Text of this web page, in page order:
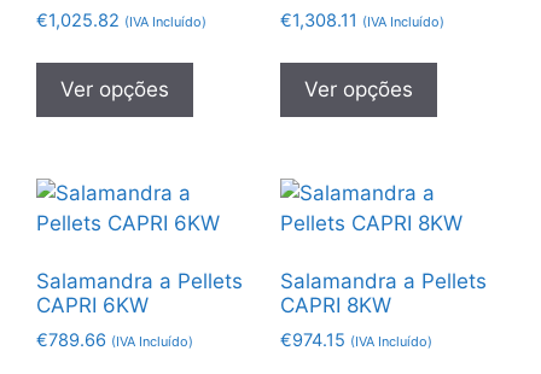
€1,025.82 (IVA Incluído)
Ver opções
€1,308.11 (IVA Incluído)
Ver opções
Salamandra a Pellets
CAPRI 6KW
€789.66 (IVA Incluído)
Salamandra a Pellets
CAPRI 8KW
€974.15 (IVA Incluído)